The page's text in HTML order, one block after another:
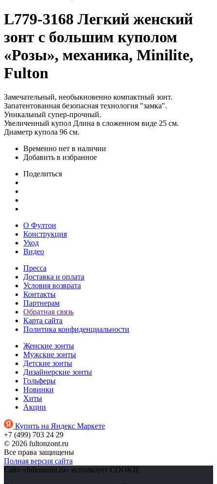
L779-3168 Легкий женский
зонт с большим куполом
«Розы», механика, Minilite,
Fulton
Замечательный, необыкновенно компактный зонт.
Запатентованная безопасная технология "замка".
Уникальный супер-прочный.
Увеличенный купол Длина в сложенном виде 25 см.
Диаметр купола 96 см.
Временно нет в наличии
Добавить в избранное
Поделиться
О Фултон
Конструкция
Уход
Видео
Пресса
Доставка и оплата
Условия возврата
Контакты
Партнерам
Обратная связь
Карта сайта
Политика конфиденциальности
Женские зонты
Мужские зонты
Детские зонты
Дизайнерские зонты
Гольферы
Новинки
Хиты
Акции
Купить на Яндекс Маркете
+7 (499) 703 24 29
© 2026 fultonzont.ru
Все права защищены
Полная версия сайта
Сайт «fultonzont.ru» использует COOKIE